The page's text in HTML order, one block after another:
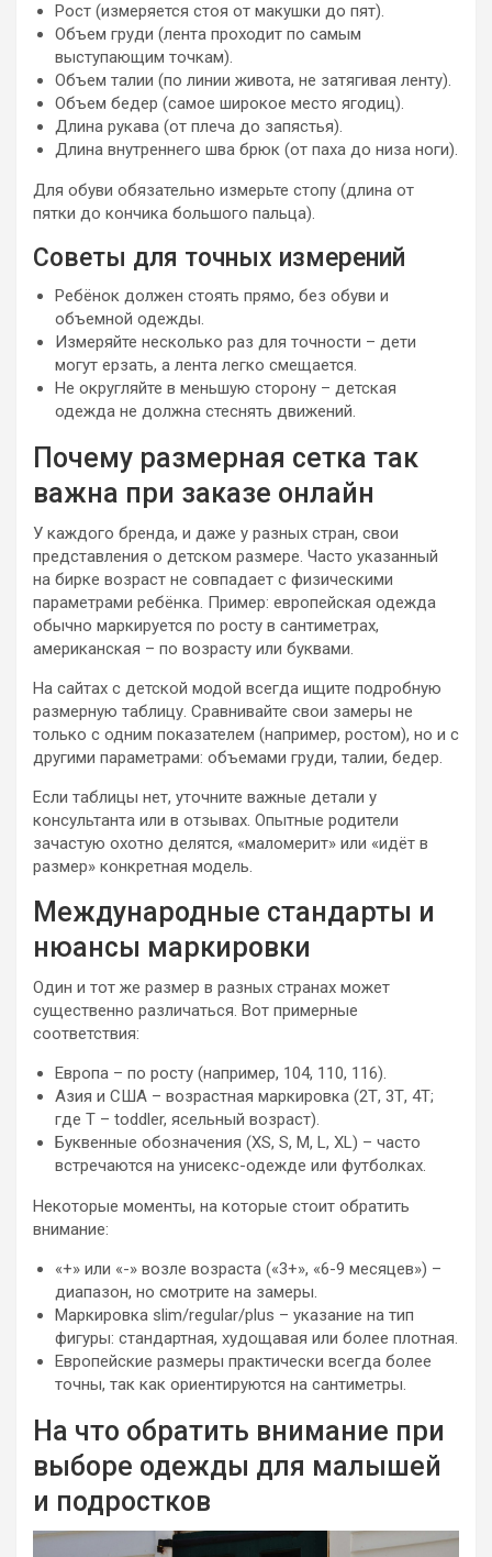
Рост (измеряется стоя от макушки до пят).
Объем груди (лента проходит по самым
выступающим точкам).
Объем талии (по линии живота, не затягивая ленту).
Объем бедер (самое широкое место ягодиц).
Длина рукава (от плеча до запястья).
Длина внутреннего шва брюк (от паха до низа ноги).
Для обуви обязательно измерьте стопу (длина от
пятки до кончика большого пальца).
Советы для точных измерений
Ребёнок должен стоять прямо, без обуви и
объемной одежды.
Измеряйте несколько раз для точности – дети
могут ерзать, а лента легко смещается.
Не округляйте в меньшую сторону – детская
одежда не должна стеснять движений.
Почему размерная сетка так
важна при заказе онлайн
У каждого бренда, и даже у разных стран, свои
представления о детском размере. Часто указанный
на бирке возраст не совпадает с физическими
параметрами ребёнка. Пример: европейская одежда
обычно маркируется по росту в сантиметрах,
американская – по возрасту или буквами.
На сайтах с детской модой всегда ищите подробную
размерную таблицу. Сравнивайте свои замеры не
только с одним показателем (например, ростом), но и с
другими параметрами: объемами груди, талии, бедер.
Если таблицы нет, уточните важные детали у
консультанта или в отзывах. Опытные родители
зачастую охотно делятся, «маломерит» или «идёт в
размер» конкретная модель.
Международные стандарты и
нюансы маркировки
Один и тот же размер в разных странах может
существенно различаться. Вот примерные
соответствия:
Европа – по росту (например, 104, 110, 116).
Азия и США – возрастная маркировка (2Т, 3Т, 4Т;
где T – toddler, ясельный возраст).
Буквенные обозначения (XS, S, M, L, XL) – часто
встречаются на унисекс-одежде или футболках.
Некоторые моменты, на которые стоит обратить
внимание:
«+» или «-» возле возраста («3+», «6-9 месяцев») –
диапазон, но смотрите на замеры.
Маркировка slim/regular/plus – указание на тип
фигуры: стандартная, худощавая или более плотная.
Европейские размеры практически всегда более
точны, так как ориентируются на сантиметры.
На что обратить внимание при
выборе одежды для малышей
и подростков